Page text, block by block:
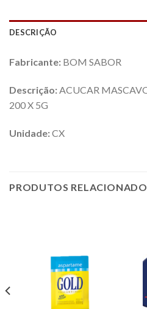
DESCRIÇÃO
Fabricante: BOM SABOR
Descrição:ACUCAR
200 X 5G
Unidade:CX
PRODUTOS